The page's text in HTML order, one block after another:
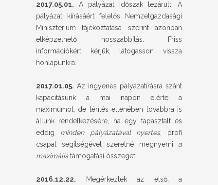
2017.05.01. A pályázat időszak lezárult. A
pályázat kiírásáért felelős Nemzetgazdasági
Minisztérium tájékoztatása szerint azonban
elképzelhető hosszabbítás. Friss
információkért kérjük, látogasson vissza
honlapunkra.
2017.01.05. Az ingyenes pályázatírásra szánt
kapacitásunk a mai napon elérte a
maximumot, de térítés ellenében továbbra is
állunk rendelkezésére, ha egy tapasztalt és
eddig minden pályázatával nyertes, profi
csapat segítségével szeretné megnyerni a
maximálistámogatási összeget.
2016.12.22. Megérkeztek az első, a